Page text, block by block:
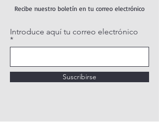
Recibe nuestro boletín en tu correo electrónico
Introduce aquí tu correo electrónico
Suscribirse